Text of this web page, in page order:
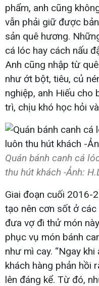
phẩm, anh cũng
vẫn phải giữ được
sản quê hương.
cá lóc hay cách nấu
Anh cũng nhập từ
như ớt bột, tiêu, củ
nghiệp, anh Hiếu cho
trì, chịu khó học hỏi
Quán bánh canh cá
thu hút khách -Ảnh:
Giai đoạn cuối 2016-
tạo nên cơn sốt ở
đưa vợ đi thử món
phục vụ món bánh
như mì cay. “Ngay
khách hàng phản hồi
lên đáng kể. Từ đó,